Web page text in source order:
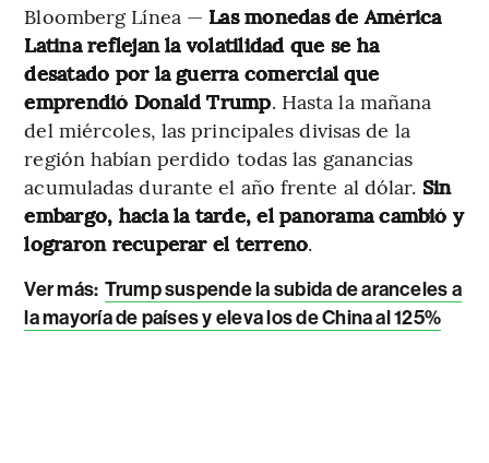
Bloomberg Línea — Las monedas de América
Latina reflejan la volatilidad que se ha
desatado por la guerra comercial que
emprendió Donald Trump. Hasta la mañana
del miércoles, las principales divisas de la
región habían perdido todas las ganancias
acumuladas durante el año frente al dólar. Sin
embargo, hacia la tarde, el panorama cambió y
lograron recuperar el terreno.
Ver más: Trump suspende la subida de aranceles a
la mayoría de países y eleva los de China al 125%